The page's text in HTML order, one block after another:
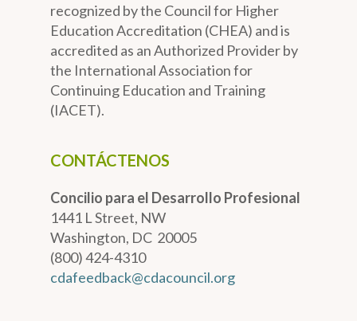
recognized by the Council for Higher
Education Accreditation (CHEA) and is
accredited as an Authorized Provider by
the International Association for
Continuing Education and Training
(IACET).
CONTÁCTENOS
Concilio para el Desarrollo Profesional
1441 L Street, NW
Washington, DC 20005
(800) 424-4310
cdafeedback@cdacouncil.org